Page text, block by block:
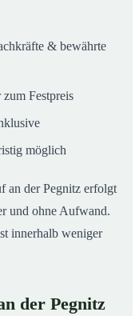
& bewährte
zum Festpreis
möglich
an der Pegnitz erfolgt
und ohne Aufwand.
innerhalb weniger
der Pegnitz